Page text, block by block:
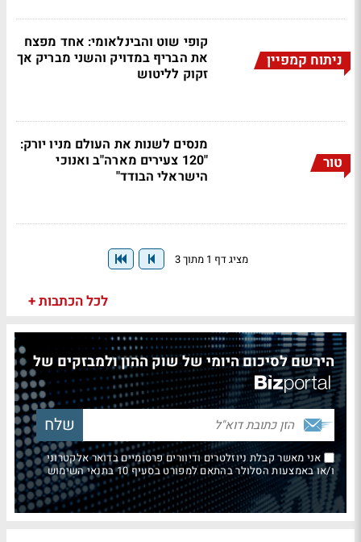
ניתוח קמפיין
קופי שוט והבינלאומי: אחד מפצח
את הבריף במדויק והשני מבריק אך
זקוק לליטוש
טור
מנסים לשנות את העולם מניו יורק:
"120 צעירים מארה"ב ואנוכי
הישראלי הבודד"
מציג דף 1 מתוך 3
לכל הכתבות +
הירשם לסיכום היומי של שוק ההון ולמבזקים של
אני מאשר קבלת ניוזלטרים ודיוורים פרסומיים בדואר אלקטרוני
ו/או באמצעות הסלולר בהתאם למפורט בסעיף 10 בתנאי השימוש